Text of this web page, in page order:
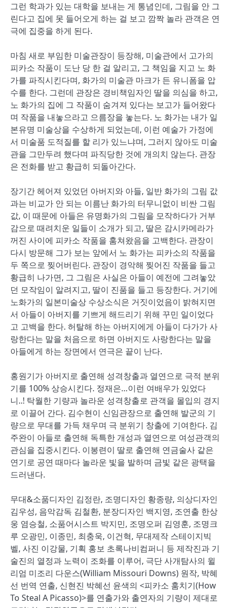
그런 학과가 있는 대학을 보내는 게 통념인데, 그림을 안 그
린다고 집에 못 들어오게 하는 걸 보고 깜짝 놀라 관객은 연
극에 집중을 하게 된다.
마침 새로 부임한 미술관장이 등장해, 미술관에서 고가의
피카소 작품이 도난 당 한 걸 알리고, 그 책임을 지고 노 화
가를 파직시킨다며, 화가의 미술관 마크가 든 유니폼을 압
수를 한다. 그런데 관장은 경비책임자인 딸을 의심을 하고,
노 화가의 집에 그 작품이 숨겨져 있다는 보고가 들어왔다
며 작품을 내놓으라고 으름장을 놓는다. 노 화가는 내가 일
본유명 미술상을 수상하게 되었는데, 이런 예술가 가정에
서 미술품 도적질를 할 리가 있느냐며, 그러지 않아도 미술
관을 그만두려 했다며 파직당한 것에 개의치 않는다. 관장
은 전화를 받고 황급히 되돌아간다.
장기간 헤어져 있었던 아버지와 아들, 일반 화가의 그림 값
과는 비교가 안 되는 이름난 화가의 터무니없이 비싼 그림
값, 이 때문에 아들은 유명화가의 그림을 모작하다가 거부
감으로 때려치운 일들이 소개가 되고, 딸은 감시카메라가
꺼진 사이에 피카소 작품을 훔쳐왔음을 고백한다. 관장이
다시 방문해 그가 보는 앞에서 노 화가는 피카소의 작품을
두 쪽으로 찢어버린다. 관장이 경악해 찢어진 작품을 들고
황급히 나가면, 그 그림은 사실은 아들이 예전에 그려놓았
던 모작임이 알려지고, 딸이 진품을 들고 등장한다. 거기에
노화가의 일본미술상 수상소식은 거짓이었음이 밝혀지면
서 아들이 아버지를 기쁘게 해드리기 위해 꾸민 일이었다
고 고백을 한다. 허탈해 하는 아버지에게 아들이 다가가 사
랑한다는 말을 처음으로 하면 아버지도 사랑한다는 말을
아들에게 하는 장면에서 연극은 끝이 난다.
홍원기가 아버지로 출연해 성격창출과 열연으로 극적 분위
기를 100% 상승시킨다. 정재은…이런 여배우가 있었다
니..! 탁월한 기량과 놀라운 성격창출로 관객을 몰입의 경지
로 이끌어 간다. 김수현이 신임관장으로 출연해 발군의 기
량으로 무대를 가득 채우며 극 분위기 창출에 기여한다. 김
주완이 아들로 출연해 독특한 개성과 열연으로 여성관객의
관심을 집중시킨다. 이봉련이 딸로 출연해 연금술사 같은
연기로 공연 때마다 놀라운 빛을 발하며 금빛 같은 광택을
드러낸다.
무대&소품디자인 김정란, 조명디자인 황종량, 의상디자인
김우성, 음악감독 김철환, 분장디자인 백지영, 조연출 한상
웅 염승철, 소품어시스트 박지민, 조명오퍼 김영훈, 조명크
루 오광민, 이종민, 최충욱, 이건혁, 무대제작 스테이지빅
벨, 사진 이강물, 기획 홍보 초록나비컴퍼니 등 제작진과 기
술진의 열정과 노력이 조화를 이루어, 극단 사개탐사의 윌
리엄 미조리 다운스(William Missouri Downs) 원작, 박혜
선 번역 연출, 신현진 박혜선 윤색의 <피카소 훔치기(How
To Steal A Picasso)>를 연출가와 출연자의 기량이 제대로